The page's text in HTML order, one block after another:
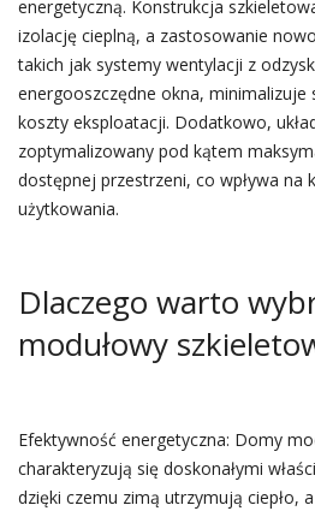
energetyczną. Konstrukcja
izolację cieplną, a zastosowanie
takich jak systemy wentylacji z
energooszczędne okna, minimalizuje
koszty eksploatacji. Dodatkowo,
zoptymalizowany pod kątem
dostępnej przestrzeni, co wpływa na
użytkowania.
Dlaczego warto
modułowy
Efektywność energetyczna: Domy
charakteryzują się doskonałymi
dzięki czemu zimą utrzymują ciepło,